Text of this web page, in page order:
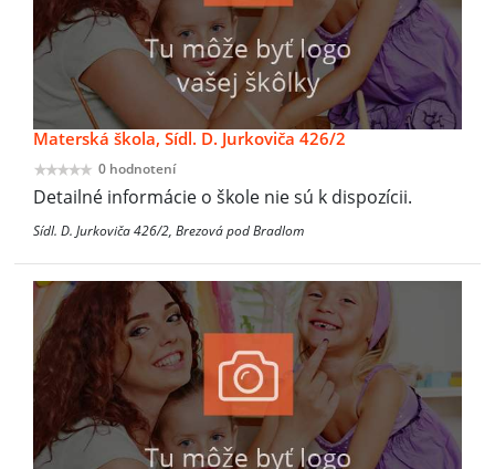
Materská škola, Sídl. D. Jurkoviča 426/2
0 hodnotení
Detailné informácie o škole nie sú k dispozícii.
Sídl. D. Jurkoviča 426/2, Brezová pod Bradlom